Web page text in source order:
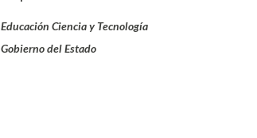
Educación Ciencia y Tecnología
Gobierno del Estado